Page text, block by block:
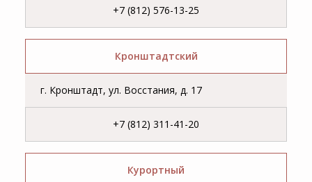
+7 (812) 576-13-25
Кронштадтский
г. Кронштадт, ул. Восстания, д. 17
+7 (812) 311-41-20
Курортный